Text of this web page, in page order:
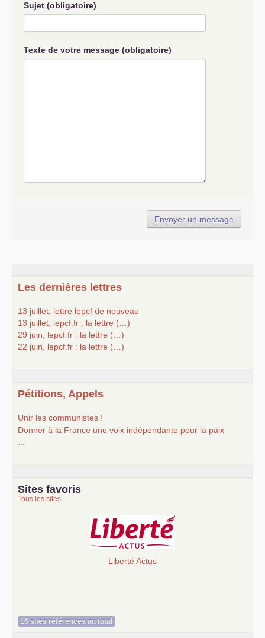
Sujet (obligatoire)
Texte de votre message (obligatoire)
Les dernières lettres
13 juillet, lettre lepcf de nouveau
13 juillet, lepcf.fr : la lettre (…)
29 juin, lepcf.fr : la lettre (…)
22 juin, lepcf.fr : la lettre (…)
Pétitions, Appels
Unir les communistes !
Donner à la France une voix indépendante pour la paix
Sites favoris
Tous les sites
Liberté Actus
16 sites référencés au total